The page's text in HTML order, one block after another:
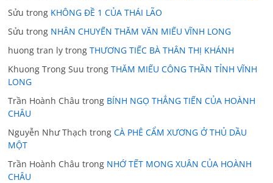
Sửu trong KHÔNG ĐỀ 1 CỦA THÁI LÃO
Sửu trong NHÂN CHUYẾN THĂM VĂN MIẾU VĨNH LONG
huong tran ly trongTHƯƠNG TIẾC BÀ THÂN THỊ KHÁNH
Khuong Trong Suu trongTHĂM MIẾU CÔNG THẦN TỈNH VĨNH
LONG
Trần Hoành Châu trong BÍNH NGỌ THẲNG TIẾN CỦA HOÀNH
CHÂU
Nguyễn Như Thạch trongCÀ PHÊ CẨM XƯƠNG Ở THỦ DẦU
MỘT
Trần Hoành Châu trong NHỚ TẾT MONG XUÂN CỦA HOÀNH
CHÂU